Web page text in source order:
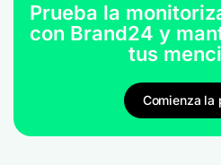
Prueba la
con Brand24 y
tus
Comienza la